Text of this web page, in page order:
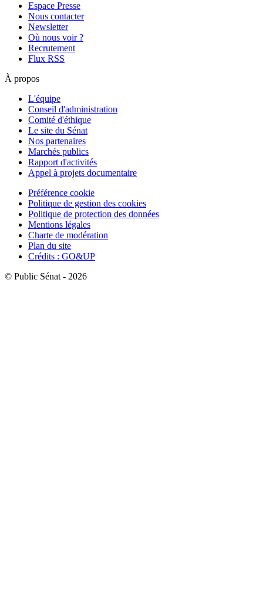
Espace Presse
Nous contacter
Newsletter
Où nous voir ?
Recrutement
Flux RSS
À propos
L'équipe
Conseil d'administration
Comité d'éthique
Le site du Sénat
Nos partenaires
Marchés publics
Rapport d'activités
Appel à projets documentaire
Préférence cookie
Politique de gestion des cookies
Politique de protection des données
Mentions légales
Charte de modération
Plan du site
Crédits : GO&UP
© Public Sénat - 2026